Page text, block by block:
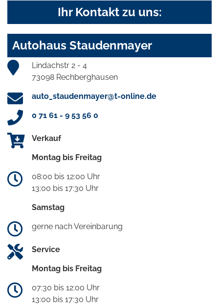
Ihr Kontakt zu uns:
Autohaus Staudenmayer
Lindachstr 2 - 4
73098 Rechberghausen
auto_staudenmayer@t-online.de
0 71 61 - 9 53 56 0
Verkauf
Montag bis Freitag
08:00 bis 12:00 Uhr
13:00 bis 17:30 Uhr
Samstag
gerne nach Vereinbarung
Service
Montag bis Freitag
07:30 bis 12:00 Uhr
13:00 bis 17:30 Uhr